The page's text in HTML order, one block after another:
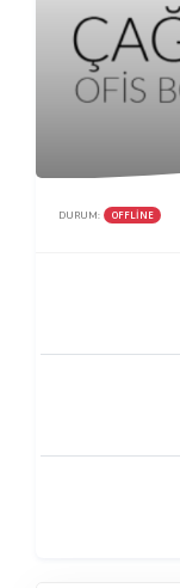
DURUM: OFFLINE